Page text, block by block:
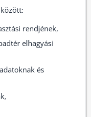
rendjének,
elhagyási
és